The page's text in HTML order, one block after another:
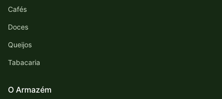
Cafés
Doces
Queijos
Tabacaria
O Armazém